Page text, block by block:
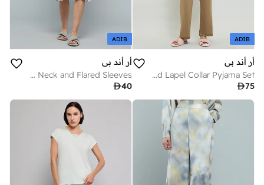
ADIB
أر أند بي
Solid Lapel Collar Pyjama Set
75
ADIB
أر أند بي
Floral Nightdress with Tie-Up Neck and Flared Sleeves
40